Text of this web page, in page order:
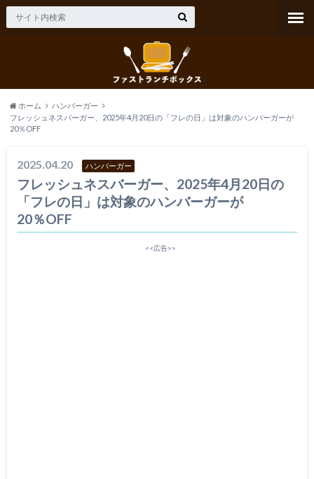
ホーム
ハンバーガー
フレッシュネスバーガー、2025年4月20日の「フレの日」は対象のハンバーガーが
20％OFF
2025.04.20 ハンバーガー
フレッシュネスバーガー、2025年4月20日の
「フレの日」は対象のハンバーガーが
20％OFF
<<広告>>